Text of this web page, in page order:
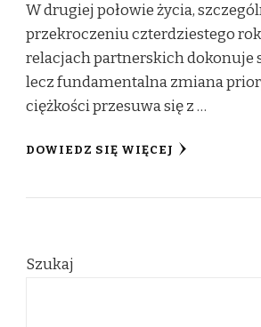
W drugiej połowie życia,
przekroczeniu czterdziestego
relacjach partnerskich dokonuje
lecz fundamentalna zmiana
ciężkości przesuwa się z …
DOWIEDZ SIĘ WIĘCEJ
Szukaj